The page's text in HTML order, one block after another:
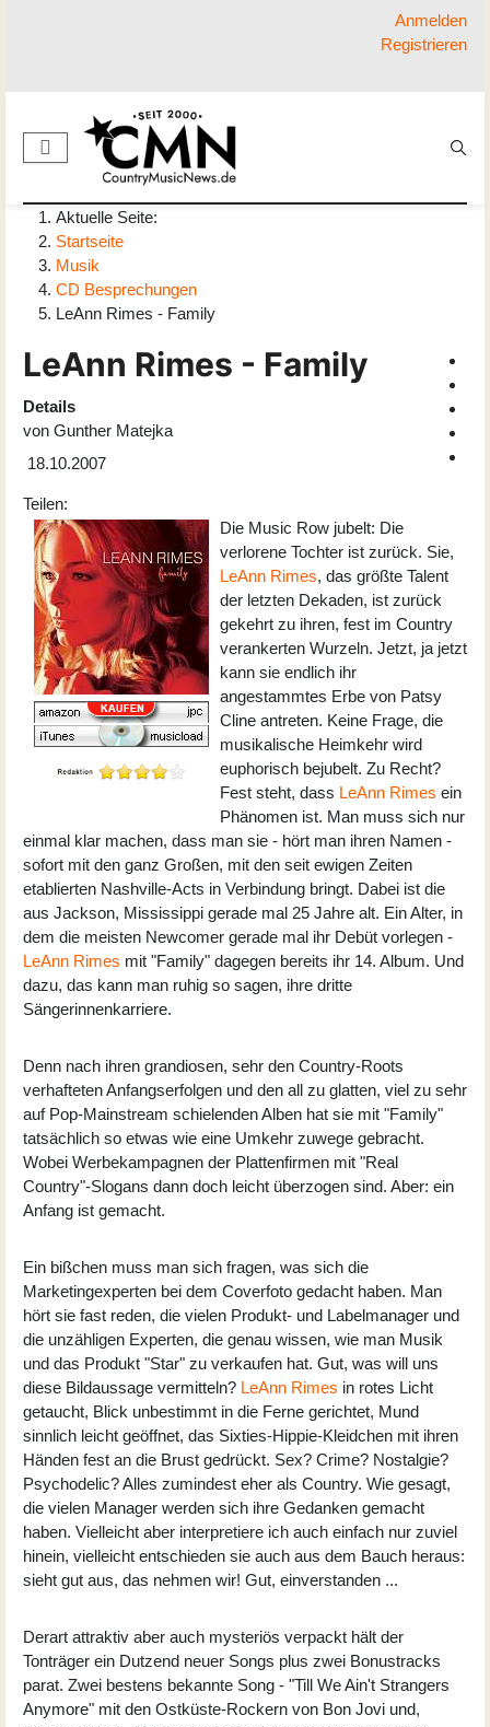
Anmelden
Registrieren
Aktuelle Seite:
Startseite
Musik
CD Besprechungen
LeAnn Rimes - Family
LeAnn Rimes - Family
Details
von Gunther Matejka
18.10.2007
Teilen:
Die Music Row jubelt: Die
verlorene Tochter ist zurück. Sie,
LeAnn Rimes, das größte Talent
der letzten Dekaden, ist zurück
gekehrt zu ihren, fest im Country
verankerten Wurzeln. Jetzt, ja jetzt
kann sie endlich ihr
angestammtes Erbe von Patsy
Cline antreten. Keine Frage, die
musikalische Heimkehr wird
euphorisch bejubelt. Zu Recht?
Fest steht, dass LeAnn Rimes ein
Phänomen ist. Man muss sich nur
einmal klar machen, dass man sie - hört man ihren Namen -
sofort mit den ganz Großen, mit den seit ewigen Zeiten
etablierten Nashville-Acts in Verbindung bringt. Dabei ist die
aus Jackson, Mississippi gerade mal 25 Jahre alt. Ein Alter, in
dem die meisten Newcomer gerade mal ihr Debüt vorlegen -
LeAnn Rimes mit "Family" dagegen bereits ihr 14. Album. Und
dazu, das kann man ruhig so sagen, ihre dritte
Sängerinnenkarriere.
Denn nach ihren grandiosen, sehr den Country-Roots
verhafteten Anfangserfolgen und den all zu glatten, viel zu sehr
auf Pop-Mainstream schielenden Alben hat sie mit "Family"
tatsächlich so etwas wie eine Umkehr zuwege gebracht.
Wobei Werbekampagnen der Plattenfirmen mit "Real
Country"-Slogans dann doch leicht überzogen sind. Aber: ein
Anfang ist gemacht.
Ein bißchen muss man sich fragen, was sich die
Marketingexperten bei dem Coverfoto gedacht haben. Man
hört sie fast reden, die vielen Produkt- und Labelmanager und
die unzähligen Experten, die genau wissen, wie man Musik
und das Produkt "Star" zu verkaufen hat. Gut, was will uns
diese Bildaussage vermitteln? LeAnn Rimes in rotes Licht
getaucht, Blick unbestimmt in die Ferne gerichtet, Mund
sinnlich leicht geöffnet, das Sixties-Hippie-Kleidchen mit ihren
Händen fest an die Brust gedrückt. Sex? Crime? Nostalgie?
Psychodelic? Alles zumindest eher als Country. Wie gesagt,
die vielen Manager werden sich ihre Gedanken gemacht
haben. Vielleicht aber interpretiere ich auch einfach nur zuviel
hinein, vielleicht entschieden sie auch aus dem Bauch heraus:
sieht gut aus, das nehmen wir! Gut, einverstanden ...
Derart attraktiv aber auch mysteriös verpackt hält der
Tonträger ein Dutzend neuer Songs plus zwei Bonustracks
parat. Zwei bestens bekannte Song - "Till We Ain't Strangers
Anymore" mit den Ostküste-Rockern von Bon Jovi und,